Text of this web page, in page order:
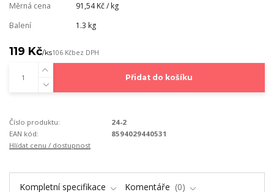
Měrná cena
91,54 Kč / kg
Balení
1.3 kg
119 Kč/ks106 Kčbez DPH
Přidat do košíku
Číslo produktu:
24-2
EAN kód:
8594029440531
Hlídat cenu / dostupnost
Kompletní specifikace Komentáře 0